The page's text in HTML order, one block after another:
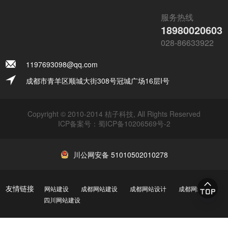
服务热线
18980020603
028-86633922
1197693098@qq.com
成都市青羊区顺城大街308号冠城广场16层I号
Copyright © 2010-2014 桔子科技, All Rights Reserved
ICP备案号： 蜀ICP备10206569号-2
川公网安备 51010502010278
友情链接 网站建设 成都网站建设 成都网站设计
成都网站制作
四川网站建设